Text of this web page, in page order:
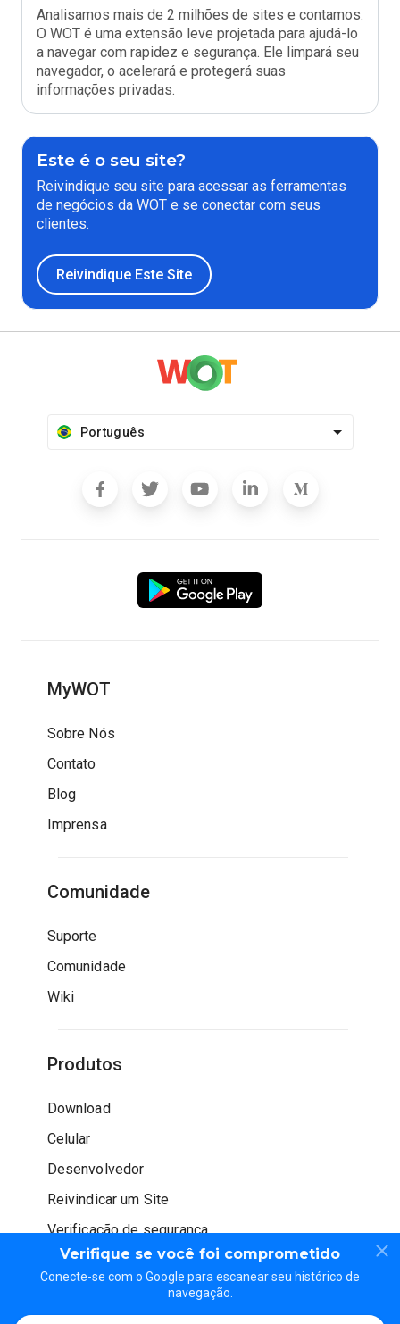
Verifique se você foi comprometido
Conecte-se com o Google para escanear seu histórico de
navegação.
Analisamos mais de 2 milhões de sites e contamos.
O WOT é uma extensão leve projetada para ajudá-lo
a navegar com rapidez e segurança. Ele limpará seu
navegador, o acelerará e protegerá suas
informações privadas.
Este é o seu site?
Reivindique seu site para acessar as ferramentas
de negócios da WOT e se conectar com seus
clientes.
Reivindique Este Site
Português
MyWOT
Sobre Nós
Contato
Blog
Imprensa
Comunidade
Suporte
Comunidade
Wiki
Produtos
Download
Celular
Desenvolvedor
Reivindicar um Site
Verificação de segurança